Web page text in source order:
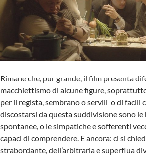
Rimane che, pur grande, il film presenta
macchiettismo di alcune figure,
per il regista, sembrano o servili o di facili
discostarsi da questa suddivisione sono
spontanee, o le simpatiche e sofferenti
capaci di comprendere. E ancora: ci si
strabordante, dell’arbitraria e superflua